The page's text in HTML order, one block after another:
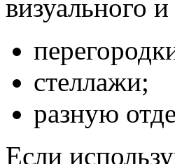
визуального
стеллажи;
разную
Если